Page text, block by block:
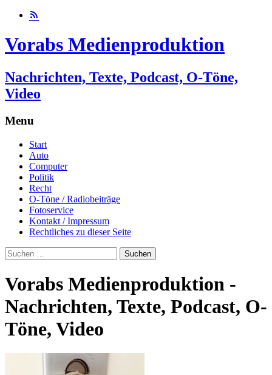
Vorabs Medienproduktion
Nachrichten, Texte, Podcast, O-Töne,
Video
Menu
Skip
content
Start
Auto
Computer
Politik
Recht
O-Töne / Radiobeiträge
Fotoservice
Kontakt / Impressum
Rechtliches zu dieser Seite
Suchen
nach:
Vorabs Medienproduktion -
Nachrichten, Texte, Podcast, O-
Töne, Video